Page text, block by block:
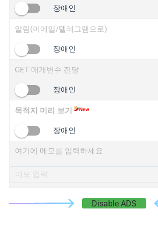
장애인
알림(이메일/텔레그램으로)
장애인
GET 매개변수 전달
장애인
목적지 미리 보기
장애인
여기에 메모를 입력하세요
Disable ADS